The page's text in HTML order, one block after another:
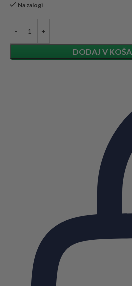
Na zalogi
DODAJ V